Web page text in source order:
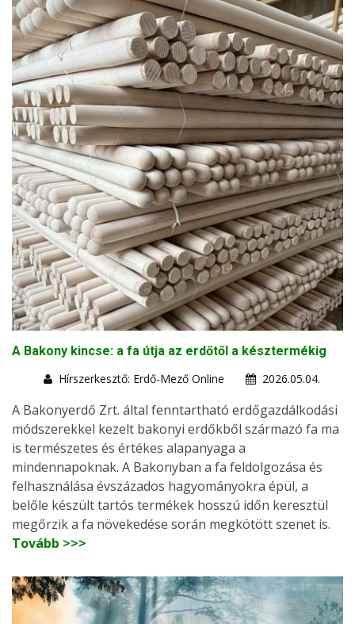
A Bakony kincse: a fa útja az erdőtől a késztermékig
Hírszerkesztő: Erdő-Mező Online
2026.05.04.
A Bakonyerdő Zrt. által fenntartható erdőgazdálkodási
módszerekkel kezelt bakonyi erdőkből származó fa ma
is természetes és értékes alapanyaga a
mindennapoknak. A Bakonyban a fa feldolgozása és
felhasználása évszázados hagyományokra épül, a
belőle készült tartós termékek hosszú időn keresztül
megőrzik a fa növekedése során megkötött szenet is.
Tovább >>>